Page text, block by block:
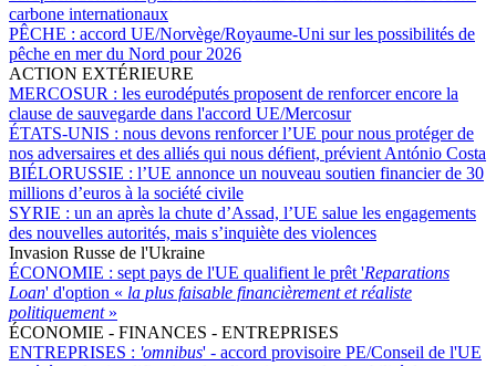
carbone internationaux
PÊCHE : accord UE/Norvège/Royaume-Uni sur les possibilités de
pêche en mer du Nord pour 2026
ACTION EXTÉRIEURE
MERCOSUR : les eurodéputés proposent de renforcer encore la
clause de sauvegarde dans l'accord UE/Mercosur
ÉTATS-UNIS : nous devons renforcer l’UE pour nous protéger de
nos adversaires et des alliés qui nous défient, prévient António Costa
BIÉLORUSSIE : l’UE annonce un nouveau soutien financier de 30
millions d’euros à la société civile
SYRIE : un an après la chute d’Assad, l’UE salue les engagements
des nouvelles autorités, mais s’inquiète des violences
Invasion Russe de l'Ukraine
ÉCONOMIE : sept pays de l'UE qualifient le prêt 'Reparations
Loan' d'option « la plus faisable financièrement et réaliste
politiquement »
ÉCONOMIE - FINANCES - ENTREPRISES
ENTREPRISES : 'omnibus' - accord provisoire PE/Conseil de l'UE